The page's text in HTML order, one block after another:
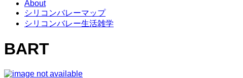
About
シリコンバレーマップ
シリコンバレー生活雑学
BART